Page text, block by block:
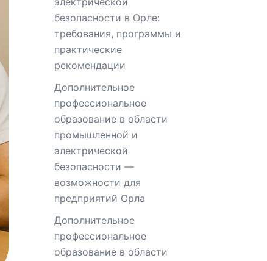
безопасности в Орле:
требования, программы и
практические
рекомендации
Дополнительное
профессиональное
образование в области
промышленной и
электрической
безопасности —
возможности для
предприятий Орла
Дополнительное
профессиональное
образование в области